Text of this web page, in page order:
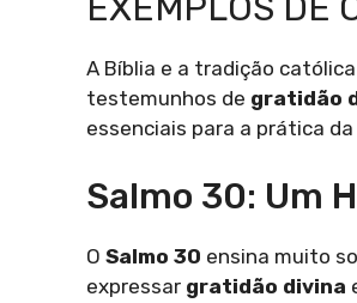
A Bíblia e a tradição
testemunhos de gratidão
essenciais para a prática da
Salmo 30: Um
O Salmo 30 ensina muito
expressar gratidão divina